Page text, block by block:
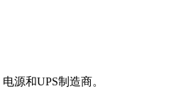
源和UPS制造商。